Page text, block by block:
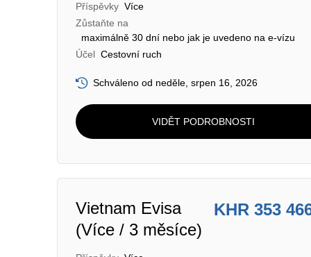
Příspěvky Více
Zůstaňte na
maximálně 30 dní nebo jak je uvedeno na e-vízu
Účel Cestovní ruch
Schváleno od neděle, srpen 16, 2026
VIDĚT PODROBNOSTI
Vietnam Evisa
(Více / 3 měsíce)
KHR 353